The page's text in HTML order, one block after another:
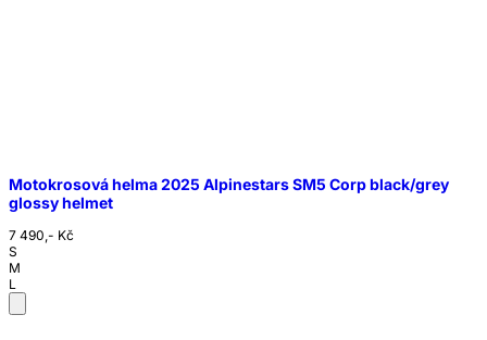
Motokrosová helma 2025 Alpinestars SM5 Corp black/grey
glossy helmet
7 490,- Kč
S
M
L